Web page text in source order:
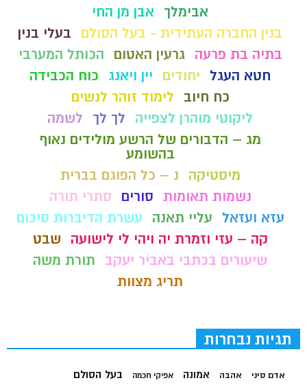
אבימלך
אבן מן החי
בנין החברה העתידית - בעל הסולם
בעלי בנין
בתיה בת פרעה
גרעין האטום
הכותל המערבי
חטא העגל
יחודים יין ויאנג
כוח הכבידה
כח חיוב
לימוד זוהר לנשים
ליקוטי מוהרן לצפייה
לך לך
לשמה
מג – הדבורים של הרשע מולידים נאוף
בהשומע
מיסטיקה
נ – כל הפוגם בברית
נשמות תאומות סורים
סתרי תורה
עזא ועזאל
עליי תאנה
עשרת הדיברות סיכום
קה – עזי וזמרת יה ויהי לי לישועה
שבט
שיעורים בכתבי באביר יעקב
תורת משה
תריג מצוות
תגיות נבחרות
אדם סיני אהבה אמונה אפיקי חכמה בעל הסולם